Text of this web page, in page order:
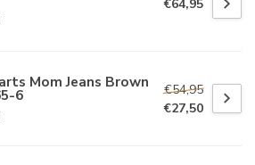
€64,95
Mom Jeans Brown
6
€54,95
€27,50